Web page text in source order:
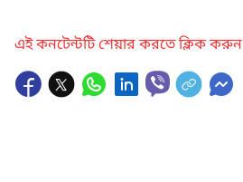
এই কনটেন্টটি শেয়ার করতে ক্লিক করুন